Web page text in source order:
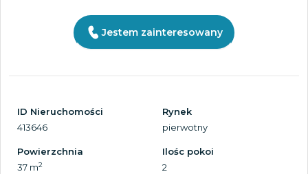
Jestem zainteresowany
ID Nieruchomości
413646
Rynek
pierwotny
Powierzchnia
37 m2
Ilośc pokoi
2